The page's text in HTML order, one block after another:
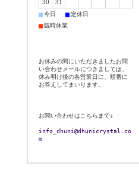
30
31
■今日 ■定休日
■ 臨時休業
お休みの間にいただきましたお問
い合わせメールにつきましては、
休み明け後の各営業日に、順番に
お答えしてまいります。
お問い合わせはこちらまで↓
info_dhuni@dhunicrystal.co
m